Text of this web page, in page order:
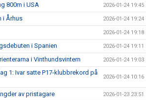
800m i USA 2026-01-24 19:45
i Århus 2026-01-24 19:24
2026-01-24 19:18
i Spanien 2026-01-24 19:11
i Vinthundsvintern 2026-01-24 19:03
1: Ivar satte P17-klubbrekord på
2026-01-24 10:16
av pristagare 2026-01-23 23:51